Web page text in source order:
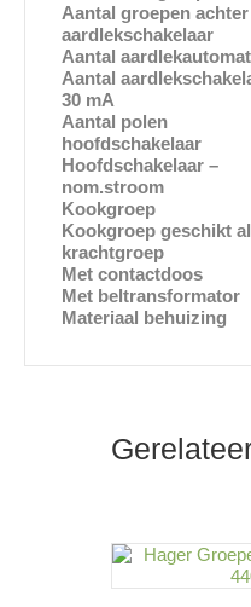
Aantal groepen achter
aardlekschakelaar
Aantal
Aantal
30 mA
Aantal polen
hoofdschakelaar
Hoofdschakelaar –
nom.stroom
Kookgroep
Kookgroep geschikt
krachtgroep
Met contactdoos
Met beltransformator
Materiaal behuizing